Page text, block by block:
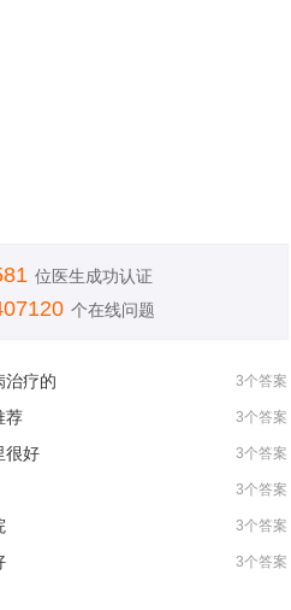
位医生成功认证
个在线问题
治疗的 3个答案
荐 3个答案
很好 3个答案
3个答案
3个答案
3个答案